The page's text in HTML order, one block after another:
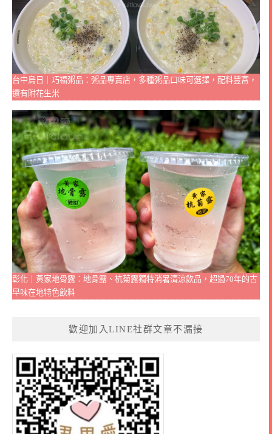
台中烏日｜巧福粥品：粥品專賣店，多種粥品口味可選擇，配料豐富，
還有附花生米
彰化｜黃家地骨露：地骨露、杭菊露獨特消暑清涼飲品，超過70年的古
早味在地特色飲料
歡迎加入LINE社群文章不漏接